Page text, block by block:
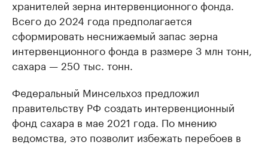
хранителей зерна интервенционного фонда.
Всего до 2024 года предполагается
сформировать неснижаемый запас зерна
интервенционного фонда в размере 3 млн тонн,
сахара — 250 тыс. тонн.
Федеральный Минсельхоз предложил
правительству РФ создать интервенционный
фонд сахара в мае 2021 года. По мнению
ведомства, это позволит избежать перебоев в